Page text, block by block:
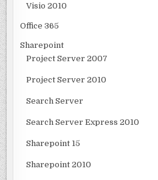
Visio 2010
Office 365
Sharepoint
Project Server 2007
Project Server 2010
Search Server
Search Server Express 2010
Sharepoint 15
Sharepoint 2010